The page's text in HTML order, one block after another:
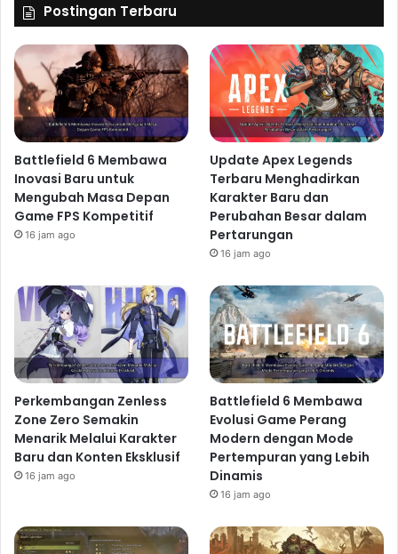
Postingan Terbaru
Battlefield 6 Membawa
Inovasi Baru untuk
Mengubah Masa Depan
Game FPS Kompetitif
16 jam ago
Update Apex Legends
Terbaru Menghadirkan
Karakter Baru dan
Perubahan Besar dalam
Pertarungan
16 jam ago
Perkembangan Zenless
Zone Zero Semakin
Menarik Melalui Karakter
Baru dan Konten Eksklusif
16 jam ago
Battlefield 6 Membawa
Evolusi Game Perang
Modern dengan Mode
Pertempuran yang Lebih
Dinamis
16 jam ago